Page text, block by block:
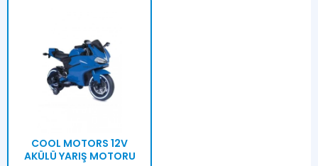
COOL MOTORS 12V
AKÜLÜ YARIŞ MOTORU